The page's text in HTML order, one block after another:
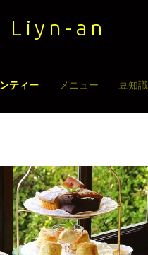
Liyn-an
ティー メニュー 豆知識